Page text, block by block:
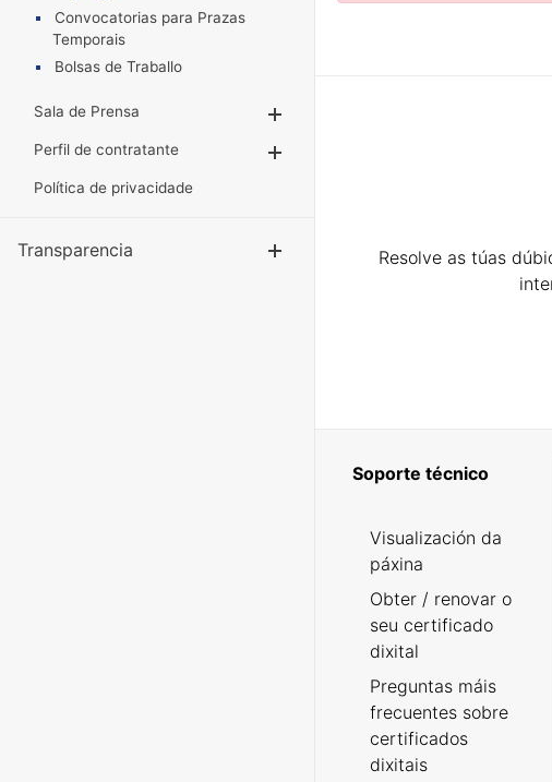
Convocatorias para Prazas
Temporais
Bolsas de Traballo
Sala de Prensa
Perfil de contratante
Política de privacidade
Transparencia Mostrar/Ocultar
Resolve as túas
Soporte técnico
Visualización da
páxina
Obter / renovar o
seu certificado
dixital
Preguntas máis
frecuentes sobre
certificados
dixitais